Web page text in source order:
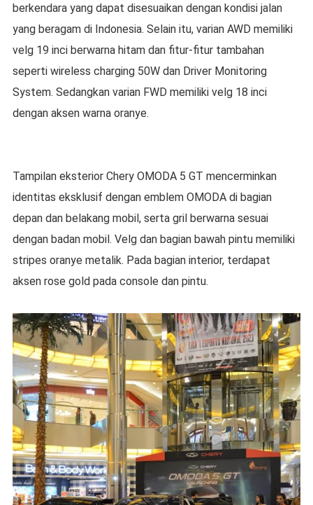
berkendara yang dapat disesuaikan dengan kondisi jalan
yang beragam di Indonesia. Selain itu, varian AWD memiliki
velg 19 inci berwarna hitam dan fitur-fitur tambahan
seperti wireless charging 50W dan Driver Monitoring
System. Sedangkan varian FWD memiliki velg 18 inci
dengan aksen warna oranye.
Tampilan eksterior Chery OMODA 5 GT mencerminkan
identitas eksklusif dengan emblem OMODA di bagian
depan dan belakang mobil, serta gril berwarna sesuai
dengan badan mobil. Velg dan bagian bawah pintu memiliki
stripes oranye metalik. Pada bagian interior, terdapat
aksen rose gold pada console dan pintu.